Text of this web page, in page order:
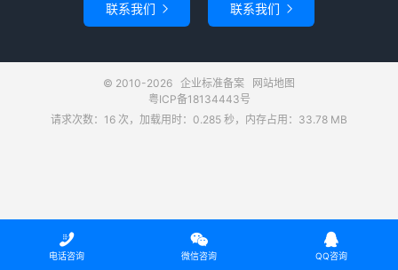
联系我们  联系我们 
© 2010-2026 企业标准备案
网站地图
粤ICP备18134443号
请求次数：16 次，加载用时：0.285 秒，内存占用：33.78 MB

电话咨询

微信咨询

QQ咨询